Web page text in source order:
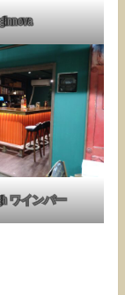
ginnova
ワインバー